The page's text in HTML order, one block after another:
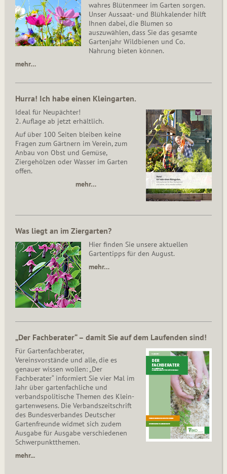
wahres Blütenmeer im Garten sorgen.
Unser Aussaat- und Blühkalender hilft
Ihnen dabei, die Blumen so
auszuwählen, dass Sie das gesamte
Gartenjahr Wildbienen und Co.
Nahrung bieten können.
mehr…
Hurra! Ich habe einen Kleingarten.
Ideal für Neupächter!
2. Auflage ab jetzt erhältlich.
Auf über 100 Seiten bleiben keine
Fragen zum Gärtnern im Verein, zum
Anbau von Obst und Gemüse,
Ziergehölzen oder Wasser im Garten
offen.
mehr…
Was liegt an im Ziergarten?
Hier finden Sie unsere aktuellen
Gartentipps für den August.
mehr…
„Der Fachberater“ – damit Sie auf dem Laufenden sind!
Für Gartenfachberater,
Vereinsvorstände und alle, die es
genauer wissen wollen: „Der
Fachberater“ informiert Sie vier Mal im
Jahr über gartenfachliche und
verbandspolitische Themen des Klein­
gar­ten­wesens. Die Ver­bands­zeit­schrift
des Bun­des­ver­ban­des Deutscher
Gartenfreunde widmet sich zudem
Ausgabe für Ausgabe verschiedenen
Schwer­punkt­the­men.
mehr...